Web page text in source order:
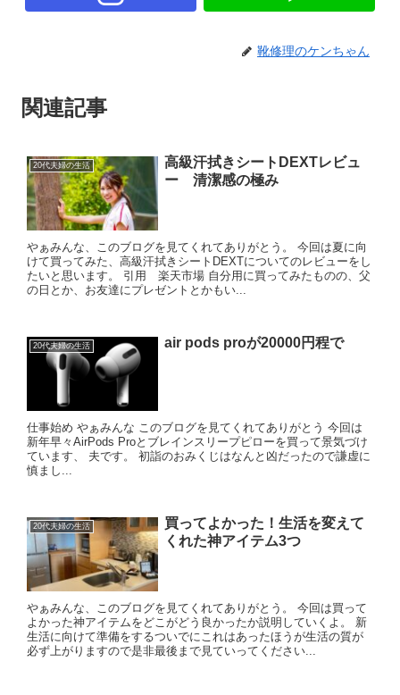
靴修理のケンちゃん
関連記事
20代夫婦の生活
高級汗拭きシートDEXTレビュ
ー 清潔感の極み
やぁみんな、このブログを見てくれてありがとう。 今回は夏に向
けて買ってみた、高級汗拭きシートDEXTについてのレビューをし
たいと思います。 引用 楽天市場 自分用に買ってみたものの、父
の日とか、お友達にプレゼントとかもい...
20代夫婦の生活 air pods proが20000円程で
仕事始め やぁみんな このブログを見てくれてありがとう 今回は
新年早々AirPods Proとブレインスリープピローを買って景気づけ
ています、 夫です。 初詣のおみくじはなんと凶だったので謙虚に
慎まし...
20代夫婦の生活
買ってよかった！生活を変えて
くれた神アイテム3つ
やぁみんな、このブログを見てくれてありがとう。 今回は買って
よかった神アイテムをどこがどう良かったか説明していくよ。 新
生活に向けて準備をするついでにこれはあったほうが生活の質が
必ず上がりますので是非最後まで見ていってください...